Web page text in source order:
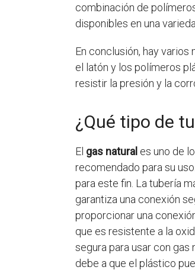
combinación de
disponibles en una
En conclusión, hay
el latón y los polímeros
resistir la presión y la
¿Qué tipo de
El gas natural es uno de
recomendado para su
para este fin. La tubería
garantiza una conexión
proporcionar una
que es resistente a la
segura para usar con gas
debe a que el plástico